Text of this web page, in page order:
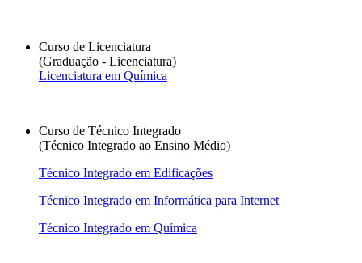
Curso de Licenciatura
(Graduação - Licenciatura)
Licenciatura em Química
Curso de Técnico Integrado
(Técnico Integrado ao Ensino Médio)
Técnico Integrado em Edificações
Técnico Integrado em Informática para Internet
Técnico Integrado em Química